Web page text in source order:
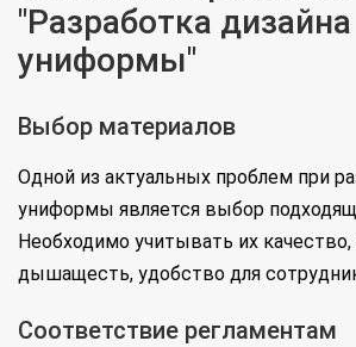
"Разработка дизайна
униформы"
Выбор материалов
Одной из актуальных проблем при
униформы является выбор
Необходимо учитывать их качество,
дышащесть, удобство для
Соответствие регламентам